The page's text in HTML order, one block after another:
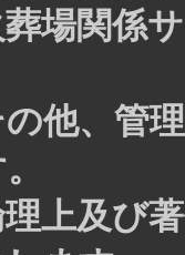
葬場関係
の他、管
理上及び